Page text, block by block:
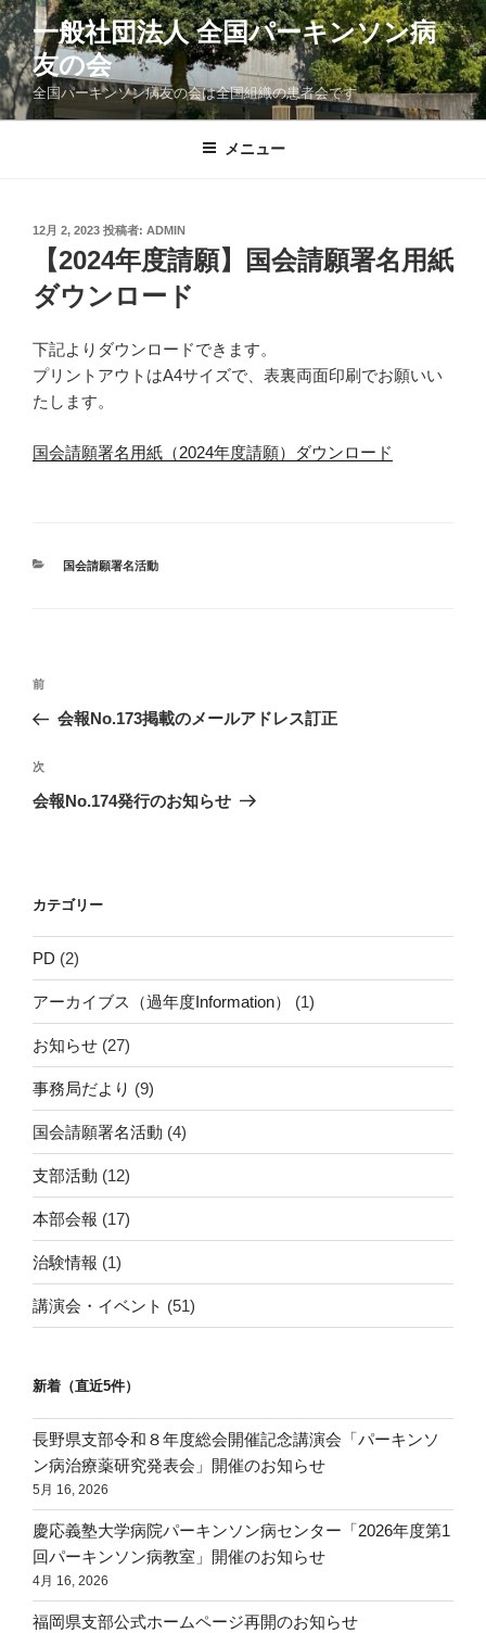
コ
ン
テ
ン
ツ
一般社団法人 全国パーキンソン病
友の会
全国パーキンソン病友の会は全国組織の患者会です
メニュー
投
12月 2, 2023 投稿者: ADMIN
【2024年度請願】国会請願署名用紙
ダウンロード
下記よりダウンロードできます。
プリントアウトはA4サイズで、表裏両面印刷でお願いい
たします。
国会請願署名用紙（2024年度請願）ダウンロード
カ
国会請願署名活動
投
ナ
ビ
ゲ
ン
前
の
稿
前
会報No.173掲載のメールアドレス訂正
次
の
次
会報No.174発行のお知らせ
カテゴリー
PD (2)
アーカイブス（過年度Information） (1)
お知らせ (27)
事務局だより (9)
国会請願署名活動 (4)
支部活動 (12)
本部会報 (17)
治験情報 (1)
講演会・イベント (51)
新着（直近5件）
長野県支部令和８年度総会開催記念講演会「パーキンソ
ン病治療薬研究発表会」開催のお知らせ
5月 16, 2026
慶応義塾大学病院パーキンソン病センター「2026年度第1
回パーキンソン病教室」開催のお知らせ
4月 16, 2026
福岡県支部公式ホームページ再開のお知らせ